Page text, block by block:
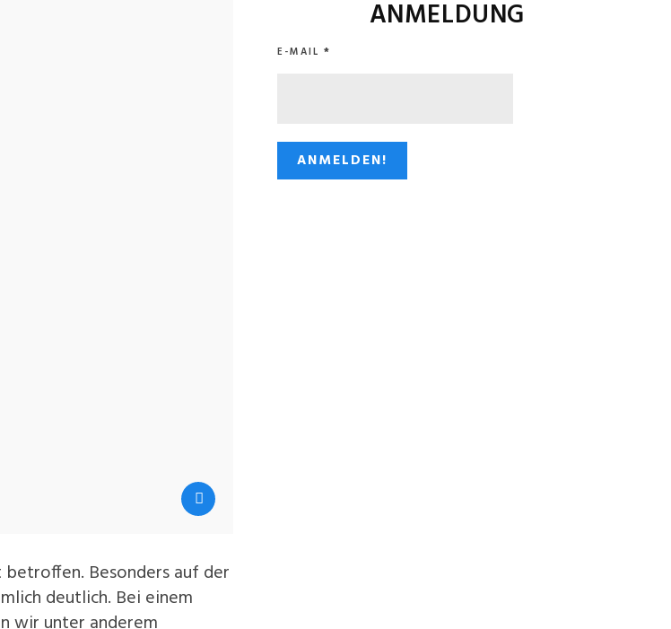
betroffen. Besonders auf der
deutlich. Bei einem
wir unter anderem
ANMELDUNG
E-MAIL *